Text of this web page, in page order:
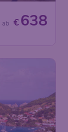
€638
ab